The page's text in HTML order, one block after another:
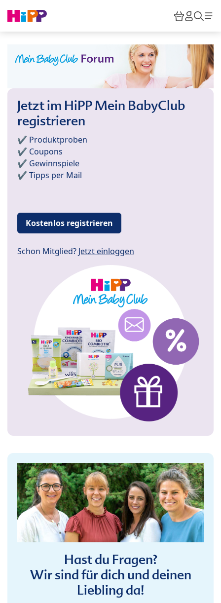
HiPP
Jetzt im HiPP Mein BabyClub
registrieren
✔️ Produktproben
✔️ Coupons
✔️ Gewinnspiele
✔️ Tipps per Mail
Kostenlos registrieren
Schon Mitglied? Jetzt einloggen
Hast du Fragen?
Wir sind für dich und deinen
Liebling da!